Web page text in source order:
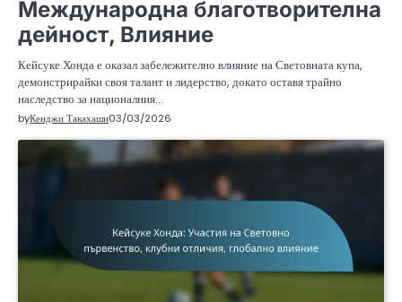
Международна благотворителна
дейност, Влияние
Кейсуке Хонда е оказал забележително влияние на Световната купа,
демонстрирайки своя талант и лидерство, докато оставя трайно
наследство за националния…
byКенджи Такахаши03/03/2026